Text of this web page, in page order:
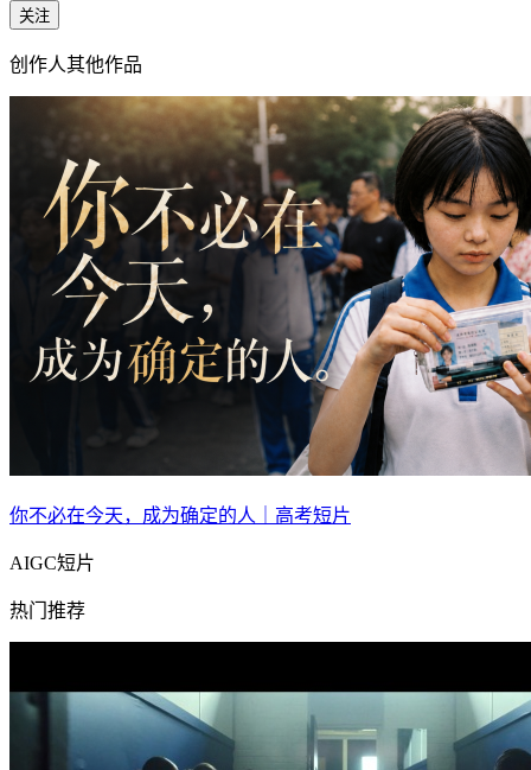
关注
创作人其他作品
你不必在今天，成为确定的人｜高考短片
AIGC短片
热门推荐